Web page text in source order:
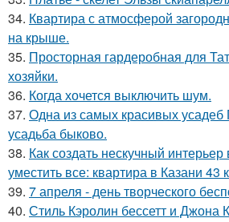
34. Квартира с атмосферой
на крыше.
35. Просторная гардеробная для
хозяйки.
36. Когда хочется выключить шум.
37. Одна из самых красивых усадеб
усадьба быково.
38. Как создать нескучный
уместить все: квартира в Казани 43
39. 7 апреля - день творческого
40. Стиль Кэролин бессетт и Джона